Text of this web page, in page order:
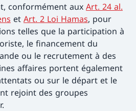
conformément aux Art. 24 al.
et Art. 2 Loi Hamas, pour
telles que la participation à
le financement du
ou le recrutement à des
affaires portent également
ou sur le départ et le
rejoint des groupes